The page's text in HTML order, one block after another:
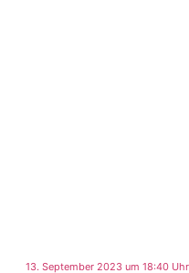
13. September 2023 um 18:40 Uhr